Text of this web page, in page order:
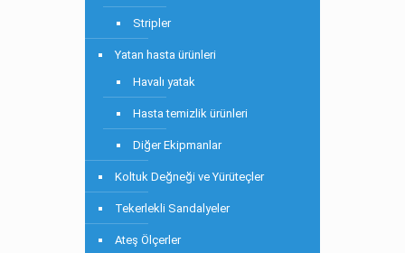
Stripler
Yatan hasta ürünleri
Havalı yatak
Hasta temizlik ürünleri
Diğer Ekipmanlar
Koltuk Değneği ve Yürüteçler
Tekerlekli Sandalyeler
Ateş Ölçerler